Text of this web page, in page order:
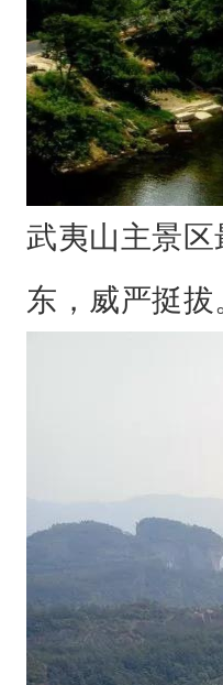
武夷山主景
东，威严挺拔